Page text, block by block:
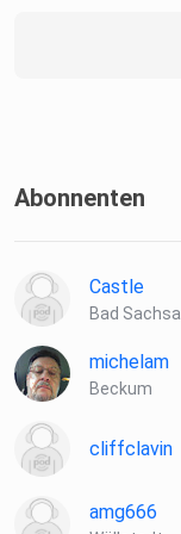
Abonnenten
Castle
Bad Sachsa
michelam
Beckum
cliffclavin
amg666